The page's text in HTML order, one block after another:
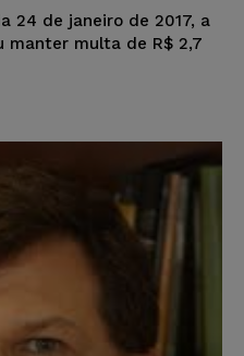
24 de janeiro de 2017, a
manter multa de R$ 2,7